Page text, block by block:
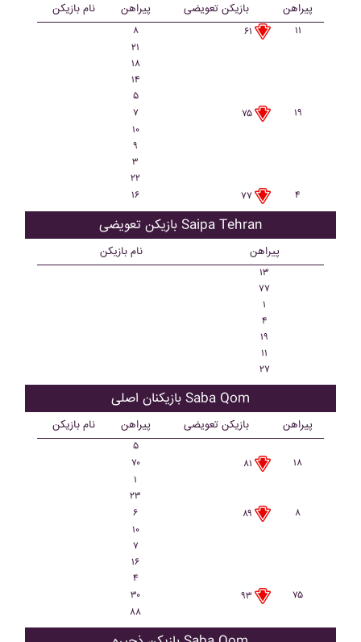
نام بازیکن پیراهن بازیکن تعویضی پیراهن
۸ ۶۱
۱۱
۲۱
۱۸
۱۴
۵
۷
۷۵
۱۹
۱۰
۹
۳
۲۲
۱۶
۷۷ ۴
بازیکن تعویضی Saipa Tehran
نام بازیکن پیراهن
۱۳
۷۷
۱
۴
۱۹
۱۱
۲۷
بازیکنان اصلی Saba Qom
نام بازیکن پیراهن بازیکن تعویضی پیراهن
۵
۷۰
۸۱
۱۸
۱
۲۳
۶
۸۹
۸
۱۰
۷
۱۶
۴
۳۰
۹۳
۷۵
۸۸